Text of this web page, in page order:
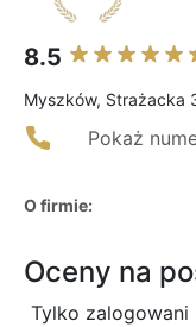
8.5
Myszków, Strażacka
Pokaż
O firmie:
Oceny na
Tylko